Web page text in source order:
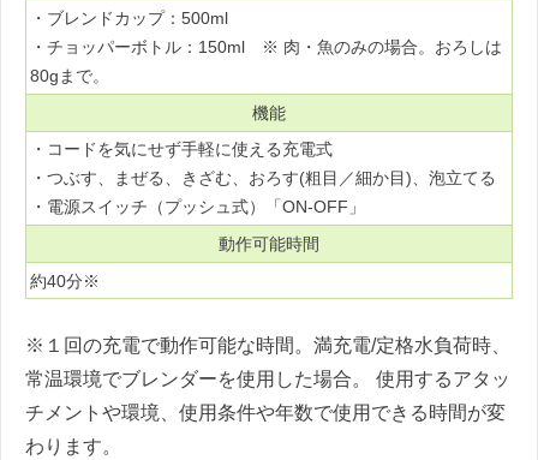
・ブレンドカップ：500ml
・チョッパーボトル：150ml ※ 肉・魚のみの場合。おろしは
80gまで。
機能
・コードを気にせず手軽に使える充電式
・つぶす、まぜる、きざむ、おろす(粗目／細か目)、泡立てる
・電源スイッチ（プッシュ式）「ON-OFF」
動作可能時間
約40分※
※１回の充電で動作可能な時間。満充電/定格水負荷時、
常温環境でブレンダーを使用した場合。 使用するアタッ
チメントや環境、使用条件や年数で使用できる時間が変
わります。